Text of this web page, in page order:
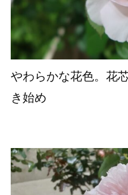
やわらかな花色。花
き始め